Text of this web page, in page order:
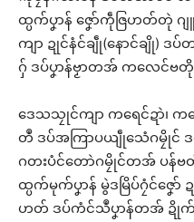
ထ္ပက်ပၞာန် ဇၞော်ကဵုဇြဟတ်တုဲ
ကျာ ဍုင်နံင်ချဵု(နောင်ချို
ဂှ် ဒပ်ပၞာန်ဗၟာတအ် ကလေင်ဗ
ဒေသသၠုင်ကျာ ကရေင်ဍာဲ၊ က
တဳ ဒပ်အကြာပယျဵုသေံဂမၠိုင် ဒ
ဂတးပံင်တောဲဂမၠိုင်တအ် ပန်
ထ္ပက်မုက်ပၞာန် မွဲဒမြိပ်ဂၠံင်ဇၞေ
ဟတ် ဒပ်ကံင်သဳပၞာန်တအ် ဍိုက်